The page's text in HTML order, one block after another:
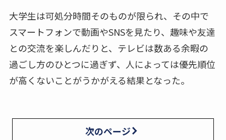
大学生は可処分時間そのものが限られ、その中で
スマートフォンで動画やSNSを見たり、趣味や友達
との交流を楽しんだりと、テレビは数ある余暇の
過ごし方のひとつに過ぎず、人によっては優先順位
が高くないことがうかがえる結果となった。
次のページ